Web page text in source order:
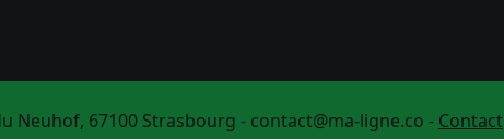
Neuhof, 67100 Strasbourg - contact@ma-ligne.co - Contact